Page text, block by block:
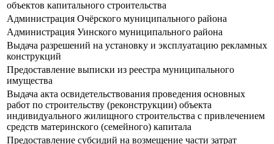
объектов капитального строительства
Администрация Очёрского муниципального района
Администрация Уинского муниципального района
Выдача разрешений на установку и эксплуатацию рекламных
конструкций
Предоставление выписки из реестра муниципального
имущества
Выдача акта освидетельствования проведения основных
работ по строительству (реконструкции) объекта
индивидуального жилищного строительства с привлечением
средств материнского (семейного) капитала
Предоставление субсидий на возмещение части затрат